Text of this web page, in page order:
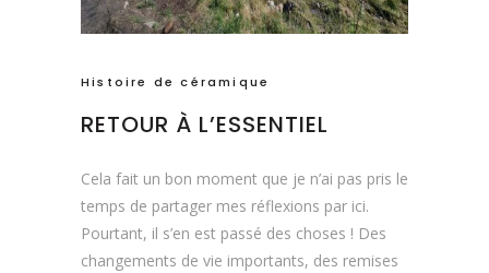
Histoire de céramique
RETOUR À L’ESSENTIEL
Cela fait un bon moment que je n’ai pas pris le
temps de partager mes réflexions par ici.
Pourtant, il s’en est passé des choses ! Des
changements de vie importants, des remises